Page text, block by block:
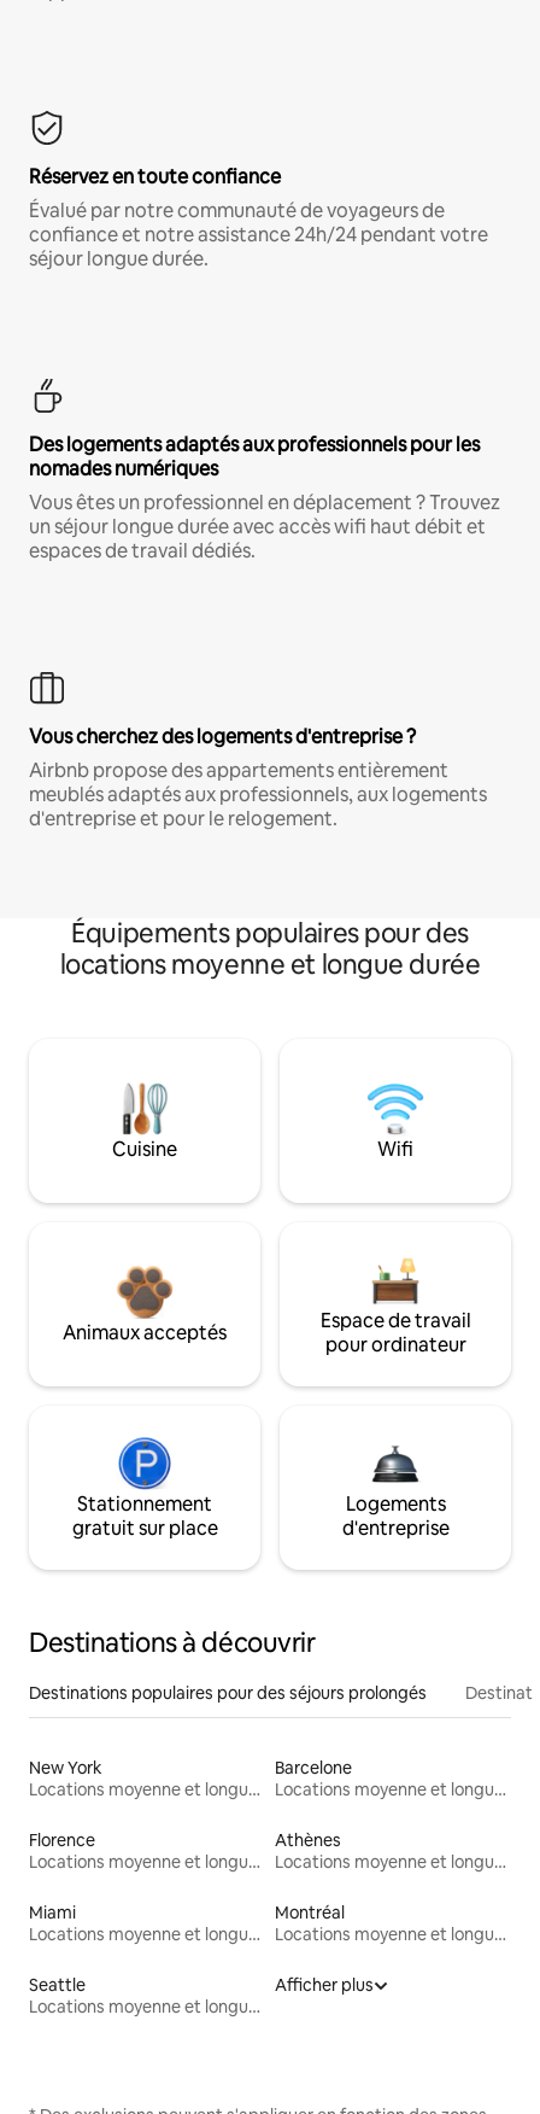
Réservez en toute confiance
Évalué par notre communauté de voyageurs de
confiance et notre assistance 24h/24 pendant votre
séjour longue durée.
Des logements adaptés aux professionnels pour les
nomades numériques
Vous êtes un professionnel en déplacement ? Trouvez
un séjour longue durée avec accès wifi haut débit et
espaces de travail dédiés.
Vous cherchez des logements d'entreprise ?
Airbnb propose des appartements entièrement
meublés adaptés aux professionnels, aux logements
d'entreprise et pour le relogement.
Équipements populaires pour des
locations moyenne et longue durée
Cuisine Wifi
Animaux acceptés
Espace de travail
pour ordinateur
Stationnement
gratuit sur place
Logements
d'entreprise
Destinations à découvrir
Destinations populaires pour des séjours prolongés
New York
Locations moyenne et longue durée
Barcelone
Locations moyenne et longue durée
Florence
Locations moyenne et longue durée
Athènes
Locations moyenne et longue durée
Miami
Locations moyenne et longue durée
Montréal
Locations moyenne et longue durée
Seattle
Locations moyenne et longue durée
Afficher plus